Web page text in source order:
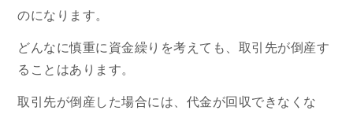
のになります。
どんなに慎重に資金繰りを考えても、取引先が倒産す
ることはあります。
取引先が倒産した場合には、代金が回収できなくな